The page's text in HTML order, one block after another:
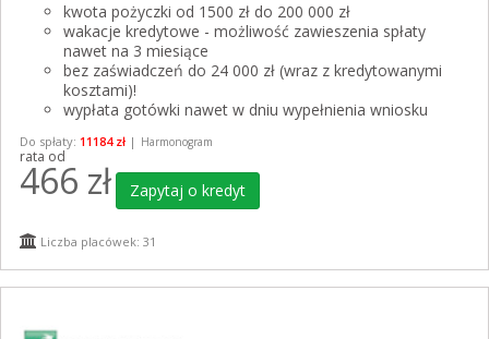
kwota pożyczki od 1500 zł do 200 000 zł
wakacje kredytowe - możliwość zawieszenia spłaty
nawet na 3 miesiące
bez zaświadczeń do 24 000 zł (wraz z kredytowanymi
kosztami)!
wypłata gotówki nawet w dniu wypełnienia wniosku
Do spłaty: 11184 zł | Harmonogram
rata od
466 zł Zapytaj o kredyt
Liczba placówek: 31